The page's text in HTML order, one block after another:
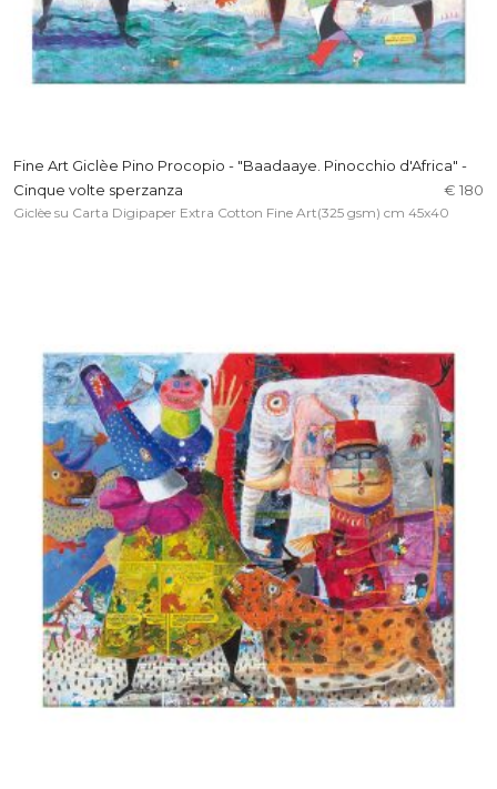
Fine Art Giclèe Pino Procopio - "Baadaaye. Pinocchio d'Africa" -
Cinque volte sperzanza
€ 180
Giclèe su Carta Digipaper Extra Cotton Fine Art(325 gsm) cm 45x40